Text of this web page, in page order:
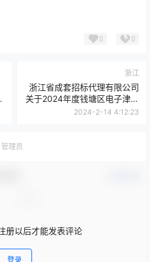
0 0
浙江
浙江省成套招标代理有限公司
关于2024年度钱塘区电子津贴
服务商项目的公开招标公告
2024-2-14 4:12:23
管理员
册以后才能发表评论
登录